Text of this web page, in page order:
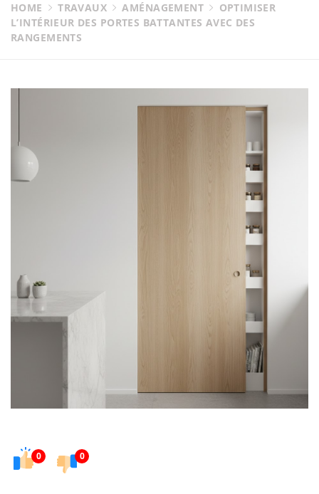
HOME TRAVAUX AMÉNAGEMENT
OPTIMISER
L’INTÉRIEUR DES PORTES BATTANTES AVEC DES
RANGEMENTS
0 0